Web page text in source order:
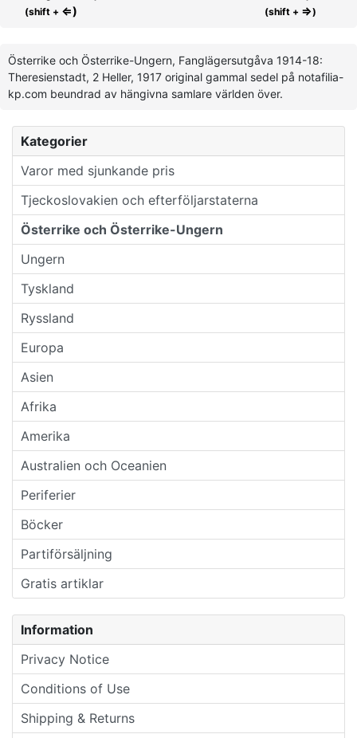
Kategorier
Varor med sjunkande pris
Tjeckoslovakien och efterföljarstaterna
Österrike och Österrike-Ungern
Ungern
Tyskland
Ryssland
Europa
Asien
Afrika
Amerika
Australien och Oceanien
Periferier
Böcker
Partiförsäljning
Gratis artiklar
Information
Privacy Notice
Conditions of Use
Shipping & Returns
(shift + ⇐)
(shift + ⇒)
Österrike och Österrike-Ungern, Fanglägersutgåva 1914-18:
Theresienstadt, 2 Heller, 1917 original gammal sedel på notafilia-
kp.com beundrad av hängivna samlare världen över.